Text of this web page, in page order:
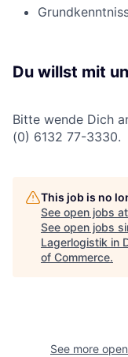
Du willst mit
Bitte wende Dich
(0) 6132 77-3330.
This job is no
See open jobs at
See open jobs
Lagerlogistik in
of Commerce.
See more